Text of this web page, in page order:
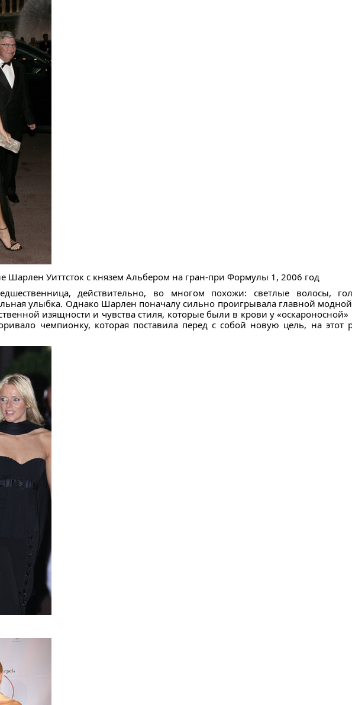
Шарлен Уиттсток с князем Альбером на гран-при Формулы 1, 2006 год
действительно, во многом похожи: светлые волосы,
улыбка. Однако Шарлен поначалу сильно проигрывала главной
изящности и чувства стиля, которые были в крови у «оскароносной»
чемпионку, которая поставила перед с собой новую цель, на этот